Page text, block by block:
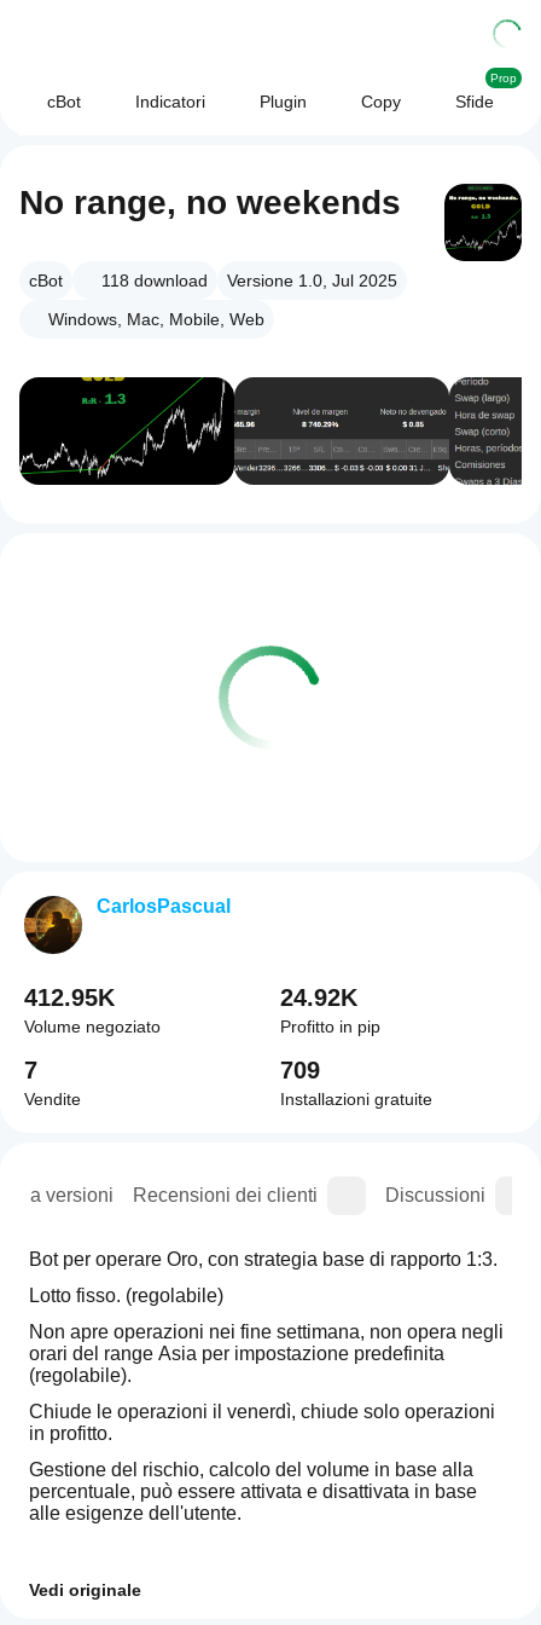
cBot Indicatori Plugin Copy Sfide
Prop
No range, no weekends
cBot 118 download
Versione 1.0, Jul 2025
Windows, Mac, Mobile, Web
versioni Recensioni dei clienti Discussioni
Bot per operare Oro, con strategia base di rapporto 1:3.
Lotto fisso. (regolabile)
Non apre operazioni nei fine settimana, non opera negli
orari del range Asia per impostazione predefinita
(regolabile).
Chiude le operazioni il venerdì, chiude solo operazioni
in profitto.
Gestione del rischio, calcolo del volume in base alla
percentuale, può essere attivata e disattivata in base
alle esigenze dell'utente.
Vedi originale
CarlosPascual
412.95K
Volume negoziato
24.92K
Profitto in pip
7
Vendite
709
Installazioni gratuite